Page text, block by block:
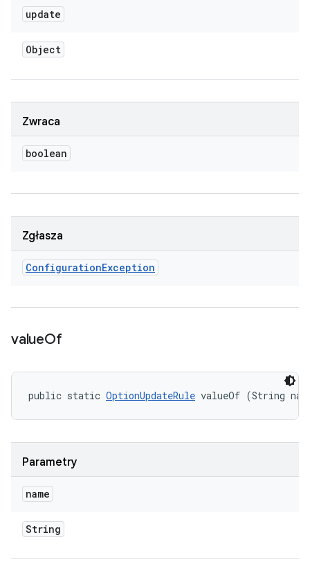
update
Object
Zwraca
boolean
Zgłasza
ConfigurationException
valueOf
public static OptionUpdateRule valueOf (String
Parametry
name
String